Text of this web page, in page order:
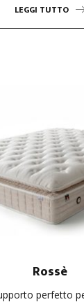
LEGGI TUTTO
Rossè
perfetto